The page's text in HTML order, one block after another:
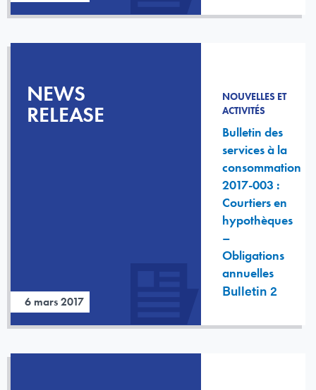
NEWS
RELEASE
6 mars 2017
NOUVELLES ET
ACTIVITÉS
Bulletin des
services à la
consommation
2017-003 :
Courtiers en
hypothèques
–
Obligations
annuelles
Bulletin 2